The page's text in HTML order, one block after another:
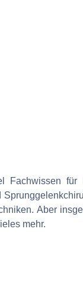
Fachwissen für
Aber
mehr.